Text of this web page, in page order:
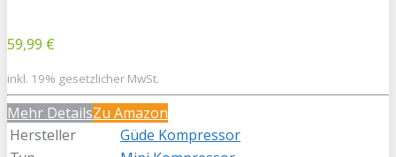
59,99 €
inkl. 19% gesetzlicher MwSt.
Mehr DetailsZu Amazon
Hersteller
Güde Kompressor